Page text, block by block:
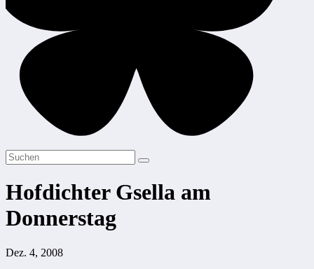
Hofdichter Gsella am
Donnerstag
Dez. 4, 2008